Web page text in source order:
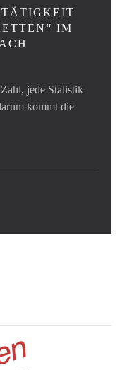
TÄTIGKEIT
IM
jede Statistik
kommt die